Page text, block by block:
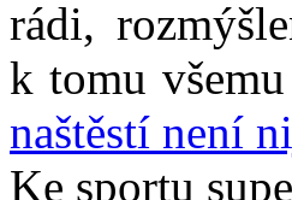
rádi,
k tomu
naštěstí není
Ke sportu